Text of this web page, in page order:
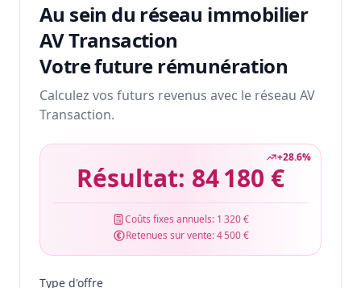
Au sein du réseau immobilier
AV Transaction
Votre future rémunération
Calculez vos futurs revenus avec le réseau AV
Transaction.
+28.6%
Résultat: 84 180 €
Coûts fixes annuels: 1 320 €
Retenues sur vente:4 500 €
Type d'offre